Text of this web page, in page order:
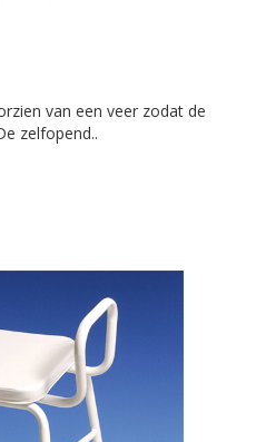
van een veer zodat de
zelfopend..